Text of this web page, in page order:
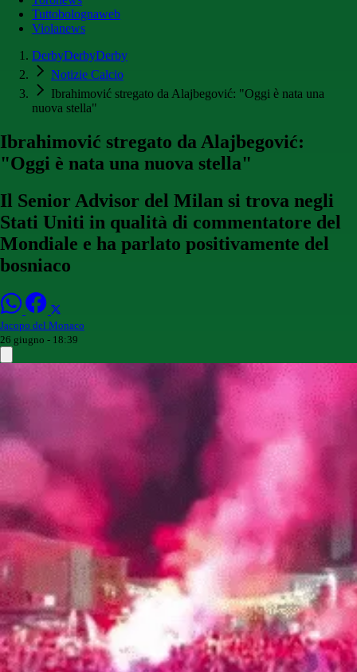
Tuttobolognaweb
Violanews
DerbyDerbyDerby
Notizie Calcio
Ibrahimović stregato da Alajbegović: "Oggi è nata una
nuova stella"
Ibrahimović stregato da Alajbegović:
"Oggi è nata una nuova stella"
Il Senior Advisor del Milan si trova negli
Stati Uniti in qualità di commentatore del
Mondiale e ha parlato positivamente del
bosniaco
Jacopo del Monaco
26 giugno - 18:39